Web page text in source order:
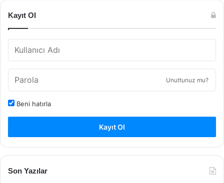
Kayıt Ol
Unuttunuz mu?
Beni hatırla
Kayıt Ol
Son Yazılar